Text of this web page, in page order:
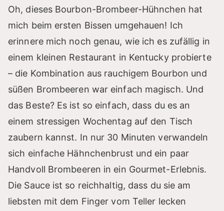
Oh, dieses Bourbon-Brombeer-Hühnchen hat
mich beim ersten Bissen umgehauen! Ich
erinnere mich noch genau, wie ich es zufällig in
einem kleinen Restaurant in Kentucky probierte
– die Kombination aus rauchigem Bourbon und
süßen Brombeeren war einfach magisch. Und
das Beste? Es ist so einfach, dass du es an
einem stressigen Wochentag auf den Tisch
zaubern kannst. In nur 30 Minuten verwandeln
sich einfache Hähnchenbrust und ein paar
Handvoll Brombeeren in ein Gourmet-Erlebnis.
Die Sauce ist so reichhaltig, dass du sie am
liebsten mit dem Finger vom Teller lecken